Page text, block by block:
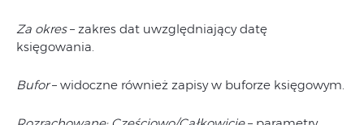
Za okres– zakres dat uwzględniający datę
księgowania.
Bufor– widoczne również zapisy w buforze księgowym.